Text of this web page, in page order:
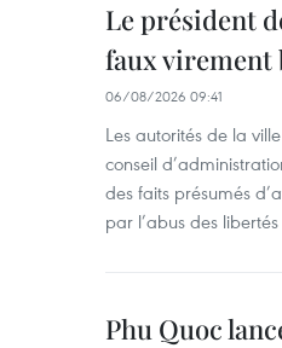
Le président
faux virement
06/08/2026 09:41
Les autorités de la
conseil
des faits présumés
par l’abus des
Phu Quoc